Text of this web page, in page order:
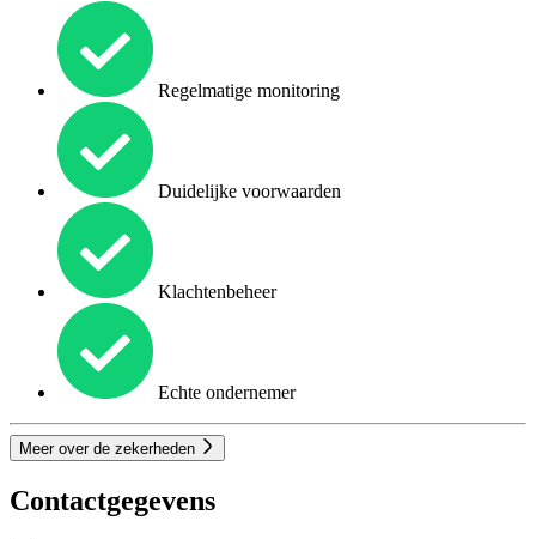
Regelmatige monitoring
Duidelijke voorwaarden
Klachtenbeheer
Echte ondernemer
Meer over de zekerheden
Contactgegevens